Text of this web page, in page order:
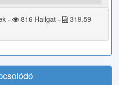
- 816 Hallgat -
319.59